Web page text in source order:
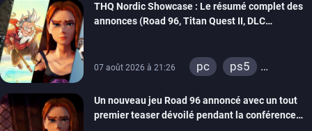
THQ Nordic Showcase : Le résumé complet des
annonces (Road 96, Titan Quest II, DLC
07 août 2026 à 21:26 pc
ps5
switch
stadia
ps4
xbox one
Un nouveau jeu Road 96 annoncé avec un tout
premier teaser dévoilé pendant la conférence